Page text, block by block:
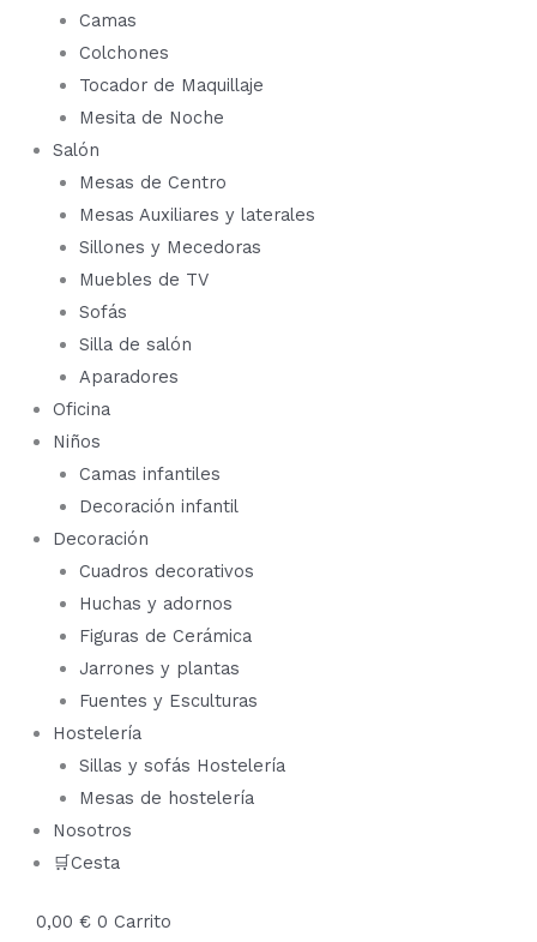
Camas
Colchones
Tocador de Maquillaje
Mesita de Noche
Salón
Mesas de Centro
Mesas Auxiliares y laterales
Sillones y Mecedoras
Muebles de TV
Sofás
Silla de salón
Aparadores
Oficina
Niños
Camas infantiles
Decoración infantil
Decoración
Cuadros decorativos
Huchas y adornos
Figuras de Cerámica
Jarrones y plantas
Fuentes y Esculturas
Hostelería
Sillas y sofás Hostelería
Mesas de hostelería
Nosotros
🛒Cesta
0,00 € 0 Carrito